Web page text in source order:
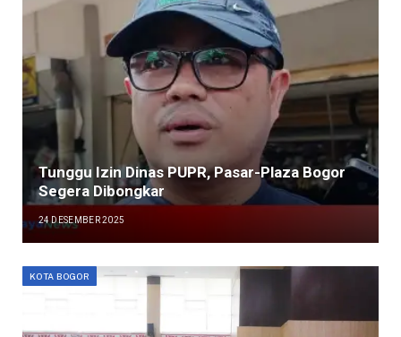
Tunggu Izin Dinas PUPR, Pasar-Plaza Bogor
Segera Dibongkar
24 DESEMBER 2025
KOTA BOGOR